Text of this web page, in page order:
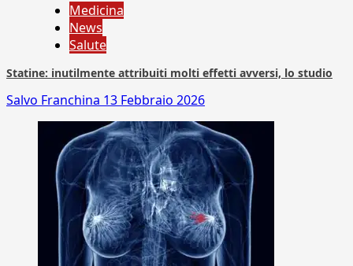
Medicina
News
Salute
Statine: inutilmente attribuiti molti effetti avversi, lo studio
Salvo Franchina 13 Febbraio 2026